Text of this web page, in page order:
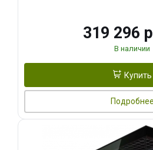
319 296
В наличии
Купить
Подробнее